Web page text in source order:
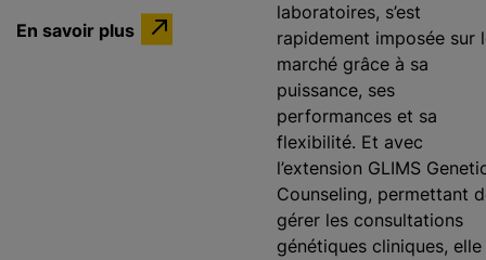
En savoir plus
laboratoires, s’est
rapidement imposée sur
marché grâce à sa
puissance, ses
performances et sa
flexibilité. Et avec
l’extension GLIMS
Counseling, permettant
gérer les consultations
génétiques cliniques, elle